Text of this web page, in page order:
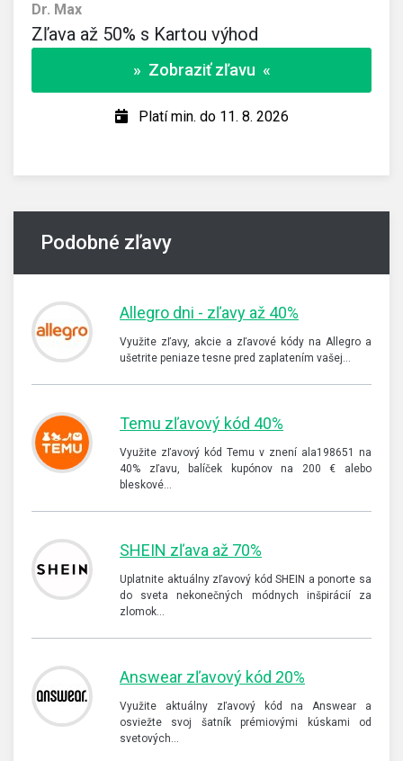
Dr. Max
Zľava až 50% s Kartou výhod
» Zobraziť zľavu «
Platí min. do 11. 8. 2026
Podobné zľavy
Allegro dni - zľavy až 40%
Využite zľavy, akcie a zľavové kódy na Allegro a
ušetrite peniaze tesne pred zaplatením vašej…
Temu zľavový kód 40%
Využite zľavový kód Temu v znení ala198651 na
40% zľavu, balíček kupónov na 200 € alebo
bleskové…
SHEIN zľava až 70%
Uplatnite aktuálny zľavový kód SHEIN a ponorte sa
do sveta nekonečných módnych inšpirácií za
zlomok…
Answear zľavový kód 20%
Využite aktuálny zľavový kód na Answear a
osviežte svoj šatník prémiovými kúskami od
svetových…